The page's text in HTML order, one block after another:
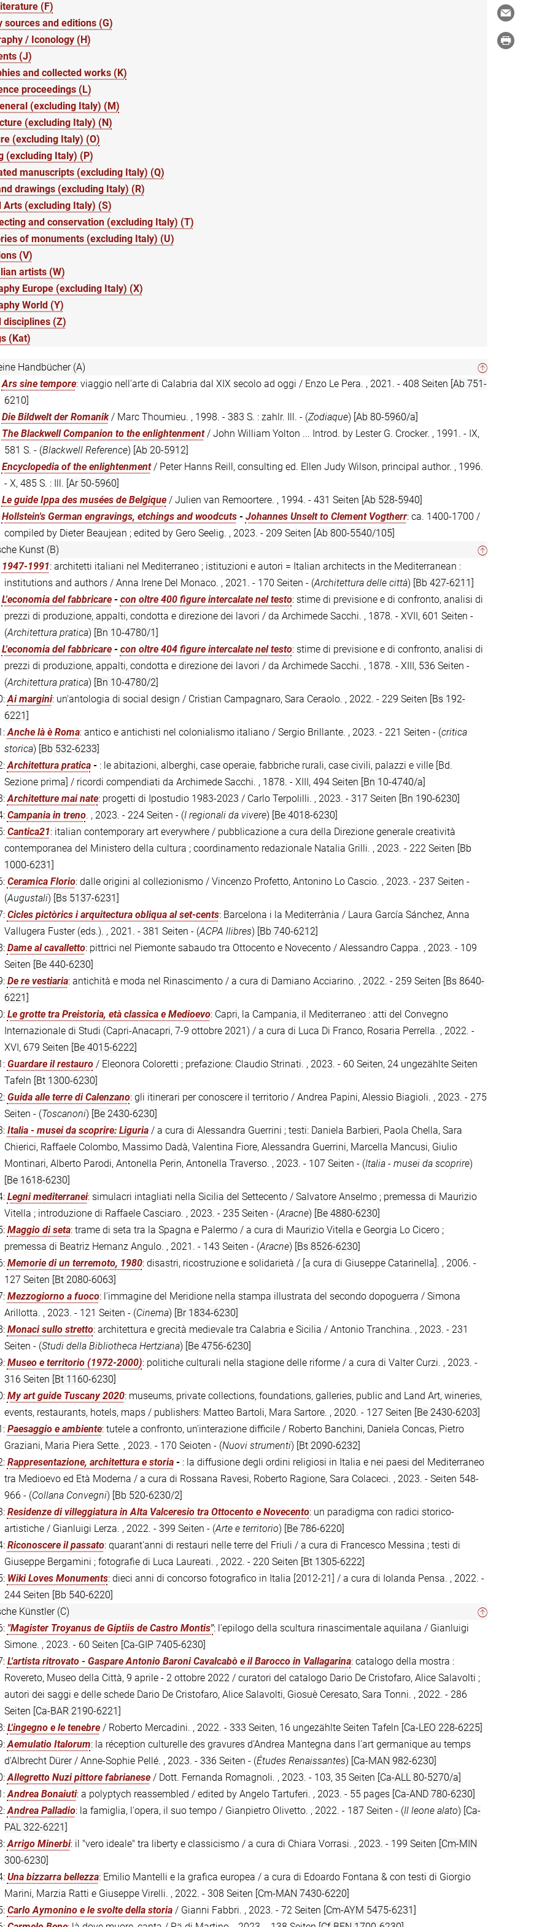
(F)
sources and editions (G)
/ Iconology (H)
(J)
and collected works (K)
proceedings (L)
(excluding Italy) (M)
(excluding Italy) (N)
(excluding Italy) (O)
(excluding Italy) (P)
manuscripts (excluding Italy) (Q)
drawings (excluding Italy) (R)
Arts (excluding Italy) (S)
and conservation (excluding Italy) (T)
of monuments (excluding Italy) (U)
(V)
artists (W)
Europe (excluding Italy) (X)
World (Y)
disciplines (Z)
(Kat)
Handbücher (A)
Ars sine tempore: viaggio nell'arte di Calabria dal XIX secolo ad oggi / Enzo Le Pera. , 2021. - 408 Seiten [Ab 751-
6210]
Die Bildwelt der Romanik/ Marc Thoumieu. , 1998. - 383 S. : zahlr. Ill. - (Zodiaque) [Ab 80-5960/a]
The Blackwell Companion to the enlightenment/ John William Yolton ... Introd. by Lester G. Crocker. , 1991. - IX,
581 S. - (Blackwell Reference) [Ab 20-5912]
Encyclopedia of the enlightenment/ Peter Hanns Reill, consulting ed. Ellen Judy Wilson, principal author. , 1996.
- X, 485 S. : Ill. [Ar 50-5960]
Le guide Ippa des musées de Belgique/ Julien van Remoortere. , 1994. - 431 Seiten [Ab 528-5940]
Hollstein's German engravings, etchings and woodcuts- Johannes Unselt to Clement Vogtherr: ca. 1400-1700 /
compiled by Dieter Beaujean ; edited by Gero Seelig. , 2023. - 209 Seiten [Ab 800-5540/105]
Kunst (B)
1947-1991: architetti italiani nel Mediterraneo ; istituzioni e autori = Italian architects in the Mediterranean :
institutions and authors / Anna Irene Del Monaco. , 2021. - 170 Seiten - (Architettura delle città) [Bb 427-6211]
L'economia del fabbricare- con oltre 400 figure intercalate nel testo: stime di previsione e di confronto, analisi di
prezzi di produzione, appalti, condotta e direzione dei lavori / da Archimede Sacchi. , 1878. - XVII, 601 Seiten -
(Architettura pratica) [Bn 10-4780/1]
L'economia del fabbricare- con oltre 404 figure intercalate nel testo: stime di previsione e di confronto, analisi di
prezzi di produzione, appalti, condotta e direzione dei lavori / da Archimede Sacchi. , 1878. - XIII, 536 Seiten -
(Architettura pratica) [Bn 10-4780/2]
Ai margini: un'antologia di social design / Cristian Campagnaro, Sara Ceraolo. , 2022. - 229 Seiten [Bs 192-
6221]
Anche là è Roma: antico e antichisti nel colonialismo italiano / Sergio Brillante. , 2023. - 221 Seiten - (critica
storica) [Bb 532-6233]
Architettura pratica- : le abitazioni, alberghi, case operaie, fabbriche rurali, case civili, palazzi e ville [Bd.
Sezione prima] / ricordi compendiati da Archimede Sacchi. , 1878. - XIII, 494 Seiten [Bn 10-4740/a]
Architetture mai nate: progetti di Ipostudio 1983-2023 / Carlo Terpolilli. , 2023. - 317 Seiten [Bn 190-6230]
Campania in treno. , 2023. - 224 Seiten - (I regionali da vivere) [Be 4018-6230]
Cantica21: italian contemporary art everywhere / pubblicazione a cura della Direzione generale creatività
contemporanea del Ministero della cultura ; coordinamento redazionale Natalia Grilli. , 2023. - 222 Seiten [Bb
1000-6231]
Ceramica Florio: dalle origini al collezionismo / Vincenzo Profetto, Antonino Lo Cascio. , 2023. - 237 Seiten -
(Augustali) [Bs 5137-6231]
Cicles pictòrics i arquitectura obliqua al set-cents: Barcelona i la Mediterrània / Laura García Sánchez, Anna
Vallugera Fuster (eds.). , 2021. - 381 Seiten - (ACPA llibres) [Bb 740-6212]
Dame al cavalletto: pittrici nel Piemonte sabaudo tra Ottocento e Novecento / Alessandro Cappa. , 2023. - 109
Seiten [Be 440-6230]
De re vestiaria: antichità e moda nel Rinascimento / a cura di Damiano Acciarino. , 2022. - 259 Seiten [Bs 8640-
6221]
Le grotte tra Preistoria, età classica e Medioevo: Capri, la Campania, il Mediterraneo : atti del Convegno
Internazionale di Studi (Capri-Anacapri, 7-9 ottobre 2021) / a cura di Luca Di Franco, Rosaria Perrella. , 2022. -
XVI, 679 Seiten [Be 4015-6222]
Guardare il restauro/ Eleonora Coloretti ; prefazione: Claudio Strinati. , 2023. - 60 Seiten, 24 ungezählte Seiten
Tafeln [Bt 1300-6230]
Guida alle terre di Calenzano: gli itinerari per conoscere il territorio / Andrea Papini, Alessio Biagioli. , 2023. - 275
Seiten - (Toscanoni) [Be 2430-6230]
Italia - musei da scoprire: Liguria/ a cura di Alessandra Guerrini ; testi: Daniela Barbieri, Paola Chella, Sara
Chierici, Raffaele Colombo, Massimo Dadà, Valentina Fiore, Alessandra Guerrini, Marcella Mancusi, Giulio
Montinari, Alberto Parodi, Antonella Perin, Antonella Traverso. , 2023. - 107 Seiten - (Italia - musei da scoprire)
[Be 1618-6230]
Legni mediterranei: simulacri intagliati nella Sicilia del Settecento / Salvatore Anselmo ; premessa di Maurizio
Vitella ; introduzione di Raffaele Casciaro. , 2023. - 235 Seiten - (Aracne) [Be 4880-6230]
Maggio di seta: trame di seta tra la Spagna e Palermo / a cura di Maurizio Vitella e Georgia Lo Cicero ;
premessa di Beatriz Hernanz Angulo. , 2021. - 143 Seiten - (Aracne) [Bs 8526-6230]
Memorie di un terremoto, 1980: disastri, ricostruzione e solidarietà / [a cura di Giuseppe Catarinella]. , 2006. -
127 Seiten [Bt 2080-6063]
Mezzogiorno a fuoco: l'immagine del Meridione nella stampa illustrata del secondo dopoguerra / Simona
Arillotta. , 2023. - 121 Seiten - (Cinema) [Br 1834-6230]
Monaci sullo stretto: architettura e grecità medievale tra Calabria e Sicilia / Antonio Tranchina. , 2023. - 231
Seiten - (Studi della Bibliotheca Hertziana) [Be 4756-6230]
Museo e territorio (1972-2000): politiche culturali nella stagione delle riforme / a cura di Valter Curzi. , 2023. -
316 Seiten [Bt 1160-6230]
My art guide Tuscany 2020: museums, private collections, foundations, galleries, public and Land Art, wineries,
events, restaurants, hotels, maps / publishers: Matteo Bartoli, Mara Sartore. , 2020. - 127 Seiten [Be 2430-6203]
Paesaggio e ambiente: tutele a confronto, un'interazione difficile / Roberto Banchini, Daniela Concas, Pietro
Graziani, Maria Piera Sette. , 2023. - 170 Seioten - (Nuovi strumenti) [Bt 2090-6232]
Rappresentazione, architettura e storia- : la diffusione degli ordini religiosi in Italia e nei paesi del Mediterraneo
tra Medioevo ed Età Moderna / a cura di Rossana Ravesi, Roberto Ragione, Sara Colaceci. , 2023. - Seiten 548-
966 - (Collana Convegni) [Bb 520-6230/2]
Residenze di villeggiatura in Alta Valceresio tra Ottocento e Novecento: un paradigma con radici storico-
artistiche / Gianluigi Lerza. , 2022. - 399 Seiten - (Arte e territorio) [Be 786-6220]
Riconoscere il passato: quarant'anni di restauri nelle terre del Friuli / a cura di Francesco Messina ; testi di
Giuseppe Bergamini ; fotografie di Luca Laureati. , 2022. - 220 Seiten [Bt 1305-6222]
Wiki Loves Monuments: dieci anni di concorso fotografico in Italia [2012-21] / a cura di Iolanda Pensa. , 2022. -
244 Seiten [Bb 540-6220]
Künstler (C)
"Magister Troyanus de Giptiis de Castro Montis": l'epilogo della scultura rinascimentale aquilana / Gianluigi
Simone. , 2023. - 60 Seiten [Ca-GIP 7405-6230]
L'artista ritrovato - Gaspare Antonio Baroni Cavalcabò e il Barocco in Vallagarina: catalogo della mostra :
Rovereto, Museo della Città, 9 aprile - 2 ottobre 2022 / curatori del catalogo Dario De Cristofaro, Alice Salavolti ;
autori dei saggi e delle schede Dario De Cristofaro, Alice Salavolti, Giosuè Ceresato, Sara Tonni. , 2022. - 286
Seiten [Ca-BAR 2190-6221]
L'ingegno e le tenebre/ Roberto Mercadini. , 2022. - 333 Seiten, 16 ungezählte Seiten Tafeln [Ca-LEO 228-6225]
Aemulatio Italorum: la réception culturelle des gravures d'Andrea Mantegna dans l'art germanique au temps
d'Albrecht Dürer / Anne-Sophie Pellé. , 2023. - 336 Seiten - (Études Renaissantes) [Ca-MAN 982-6230]
Allegretto Nuzi pittore fabrianese/ Dott. Fernanda Romagnoli. , 2023. - 103, 35 Seiten [Ca-ALL 80-5270/a]
Andrea Bonaiuti: a polyptych reassembled / edited by Angelo Tartuferi. , 2023. - 55 pages [Ca-AND 780-6230]
Andrea Palladio: la famiglia, l'opera, il suo tempo / Gianpietro Olivetto. , 2022. - 187 Seiten - (Il leone alato) [Ca-
PAL 322-6221]
Arrigo Minerbi: il "vero ideale" tra liberty e classicismo / a cura di Chiara Vorrasi. , 2023. - 199 Seiten [Cm-MIN
300-6230]
Una bizzarra bellezza: Emilio Mantelli e la grafica europea / a cura di Edoardo Fontana & con testi di Giorgio
Marini, Marzia Ratti e Giuseppe Virelli. , 2022. - 308 Seiten [Cm-MAN 7430-6220]
Carlo Aymonino e le svolte della storia/ Gianni Fabbri. , 2023. - 72 Seiten [Cm-AYM 5475-6231]